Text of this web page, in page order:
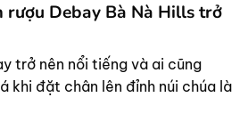
rượu Debay Bà Nà Hills trở
trở nên nổi tiếng và ai cũng
khi đặt chân lên đỉnh núi chúa là